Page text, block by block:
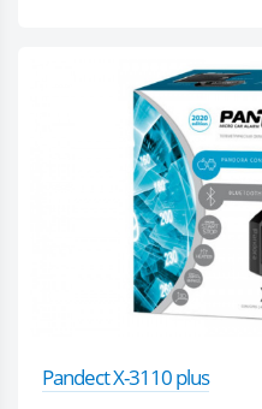
Pandect X-3110 plus